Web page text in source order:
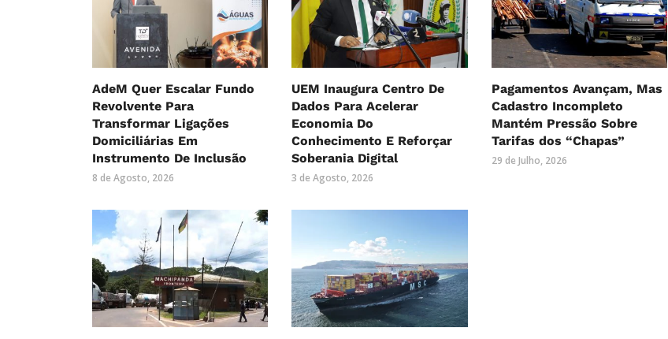
AdeM Quer Escalar Fundo
Revolvente Para
Transformar Ligações
Domiciliárias Em
Instrumento De Inclusão
8 de Agosto, 2026
UEM Inaugura Centro De
Dados Para Acelerar
Economia Do
Conhecimento E Reforçar
Soberania Digital
3 de Agosto, 2026
Pagamentos Avançam, Mas
Cadastro Incompleto
Mantém Pressão Sobre
Tarifas dos “Chapas”
29 de Julho, 2026